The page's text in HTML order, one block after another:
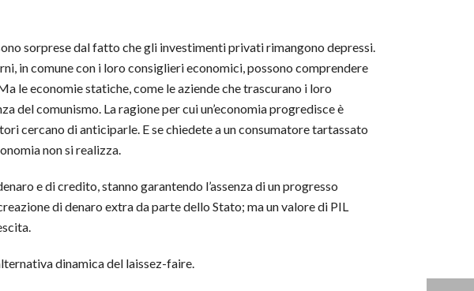
sorprese dal fatto che gli investimenti privati rimangono depressi.
in comune con i loro consiglieri economici, possono comprendere
le economie statiche, come le aziende che trascurano i loro
del comunismo. La ragione per cui un’economia progredisce è
cercano di anticiparle. E se chiedete a un consumatore tartassato
non si realizza.
e di credito, stanno garantendo l’assenza di un progresso
di denaro extra da parte dello Stato; ma un valore di PIL
dinamica del laissez-faire.